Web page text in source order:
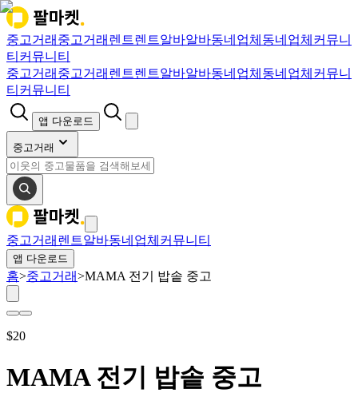
중고거래 중고거래 렌트렌트알바알바동네업체 동네업체 커뮤니
티 커뮤니티
중고거래 중고거래 렌트렌트알바알바동네업체 동네업체 커뮤니
티 커뮤니티
앱 다운로드
중고거래
중고거래 렌트알바동네업체 커뮤니티
앱 다운로드
홈>중고거래>MAMA 전기 밥솥 중고
$20
MAMA 전기 밥솥 중고